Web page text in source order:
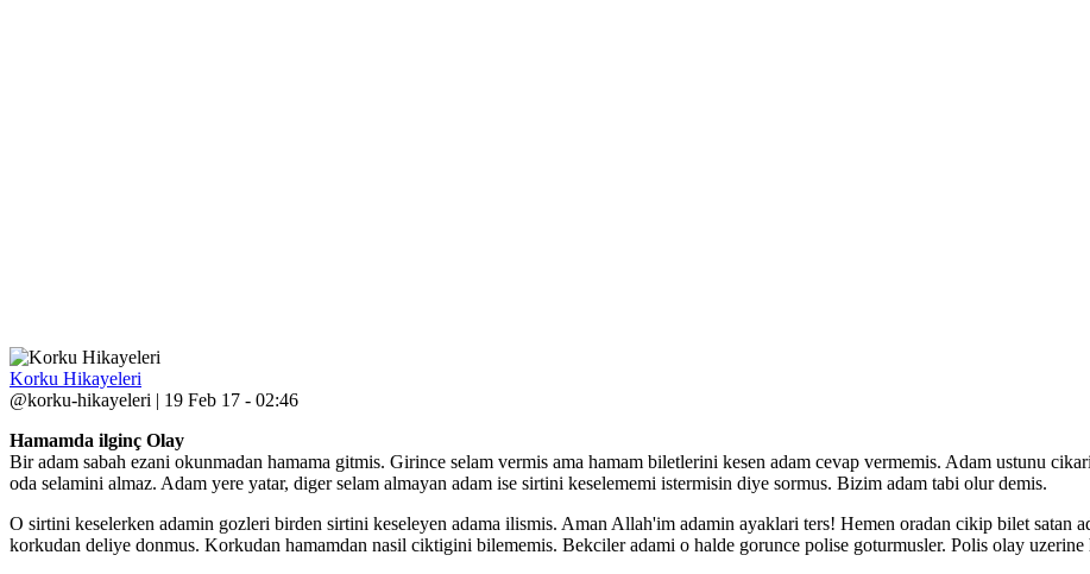
Korku Hikayeleri
@korku-hikayeleri | 19 Feb 17 - 02:46
Hamamda ilginç Olay
Bir adam sabah ezani okunmadan hamama gitmis. Girince selam vermis ama hamam biletlerini kesen adam cevap vermemis. Adam ustunu
oda selamini almaz. Adam yere yatar, diger selam almayan adam ise sirtini keselememi istermisin diye sormus. Bizim adam tabi olur demis.
O sirtini keselerken adamin gozleri birden sirtini keseleyen adama ilismis. Aman Allah'im adamin ayaklari ters! Hemen oradan cikip bilet satan
korkudan deliye donmus. Korkudan hamamdan nasil ciktigini bilememis. Bekciler adami o halde gorunce polise goturmusler. Polis olay